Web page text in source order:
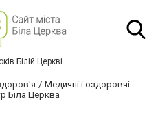
Білій Церкві
Медичні і оздоровчі
Біла Церква